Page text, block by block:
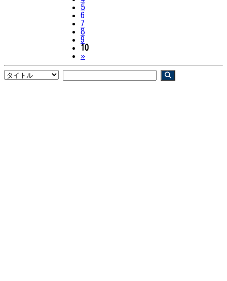
5
6
7
8
9
10
»Next